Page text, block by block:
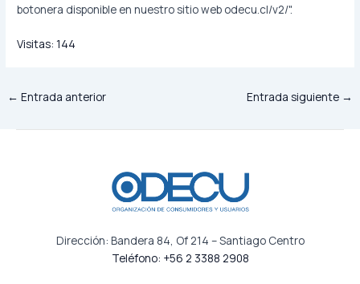
botonera disponible en nuestro sitio web odecu.cl/v2/".
Visitas: 144
← Entrada anterior Entrada siguiente →
Dirección: Bandera 84, Of 214 – Santiago Centro
Teléfono: +56 2 3388 2908